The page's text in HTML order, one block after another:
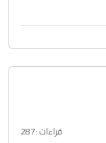
قراءات :287